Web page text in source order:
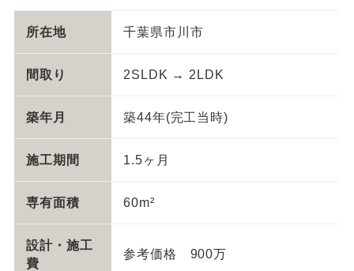
所在地 千葉県市川市
間取り 2SLDK → 2LDK
築年月 築44年(完工当時)
施工期間 1.5ヶ月
専有面積 60m²
設計・施工
費
参考価格 900万